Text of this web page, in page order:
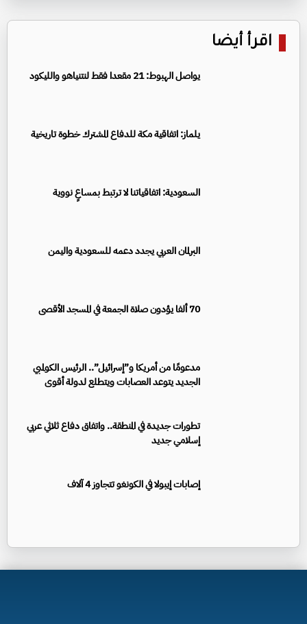
اقرأ أيضا
يواصل الهبوط: 21 مقعدا فقط لنتنياهو والليكود
يلماز: اتفاقية مكة للدفاع المشترك خطوة تاريخية
السعودية: اتفاقياتنا لا ترتبط بمساعٍ نووية
البرلمان العربي يجدد دعمه للسعودية واليمن
70 ألفا يؤدون صلاة الجمعة في المسجد الأقصى
مدعومًا من أمريكا و”إسرائيل”.. الرئيس الكولمبي
الجديد يتوعد العصابات ويتطلع لدولة أقوى
تطورات جديدة في المنطقة.. واتفاق دفاع ثلاثي عربي
إسلامي جديد
إصابات إيبولا في الكونغو تتجاوز 4 آلاف